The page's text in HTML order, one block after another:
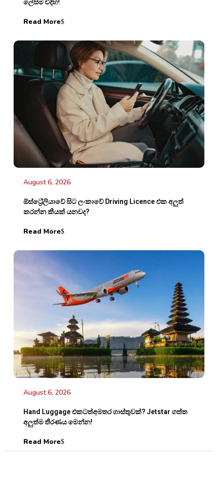
ලේසිම විදිහ!
Read More
August 6, 2026
ඕස්ට්‍රේලියාවේ සිට ලංකාවේ Driving Licence එක අලුත්
කරන්න කීයක් යනවද?
Read More
August 6, 2026
Hand Luggage එකටත්අමතර ගාස්තුවක්? Jetstar ගත්ත
අලුත්ම තීරණය මෙන්න!
Read More